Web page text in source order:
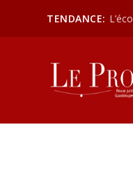
TENDANCE: